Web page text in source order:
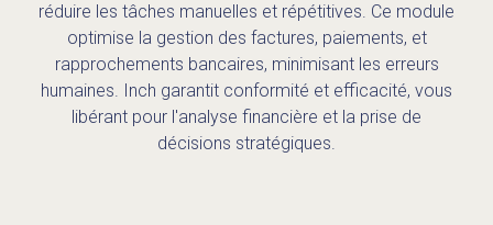
réduire les tâches manuelles et répétitives. Ce module
optimise la gestion des factures, paiements, et
rapprochements bancaires, minimisant les erreurs
humaines. Inch garantit conformité et efficacité, vous
libérant pour l'analyse financière et la prise de
décisions stratégiques.